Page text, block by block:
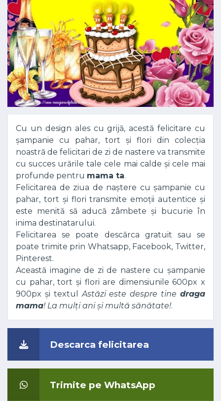
Cu un design ales cu grijă, acestă felicitare cu
șampanie cu pahar, tort și flori din colecția
noastră de felicitari de zi de nastere va transmite
cu succes urările tale cele mai calde și cele mai
profunde pentru mama ta.
Felicitarea de ziua de naștere cu șampanie cu
pahar, tort și flori transmite emoții autentice și
este menită să aducă zâmbete și bucurie în
inima destinatarului.
Felicitarea se poate descărca gratuit sau se
poate trimite prin Whatsapp, Facebook, Twitter,
Pinterest.
Această imagine de zi de nastere cu șampanie
cu pahar, tort și flori are dimensiunile 600px x
900px și textulAstăzi este despre tinedraga
mama! La mulți ani și multă sănătate!.
Descarca felicitarea
Trimite pe WhatsApp